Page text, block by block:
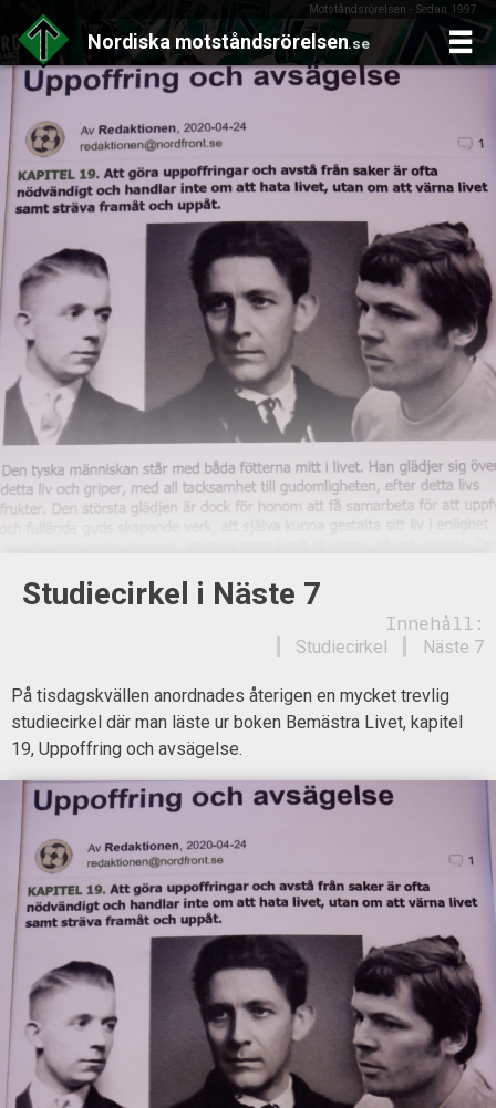
Motståndsrörelsen - Sedan 1997
Nordiska motståndsrörelsen.se
Skip
content
Studiecirkel i Näste 7
Innehåll:
Näste 7
Studiecirkel
På tisdagskvällen anordnades återigen en mycket trevlig
studiecirkel där man läste ur boken Bemästra Livet, kapitel
19, Uppoffring och avsägelse.